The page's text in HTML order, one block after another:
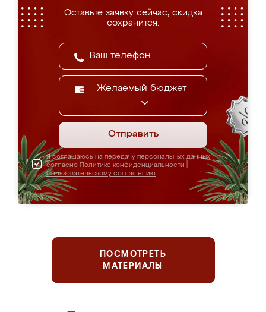
Оставьте заявку сейчас, скидка
сохранится.
Желаемый бюджет
Отправить
Я соглашаюсь на передачу персональных данных
согласно Политике конфиденциальности
Пользовательскому соглашению
ПОСМОТРЕТЬ
МАТЕРИАЛЫ